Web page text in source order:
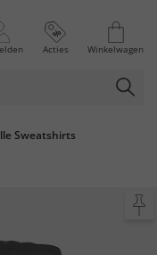
Acties Winkelwagen
Sweatshirts